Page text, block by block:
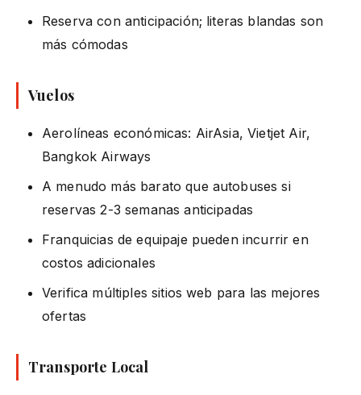
Reserva con anticipación; literas blandas son
más cómodas
Vuelos
Aerolíneas económicas: AirAsia, Vietjet Air,
Bangkok Airways
A menudo más barato que autobuses si
reservas 2-3 semanas anticipadas
Franquicias de equipaje pueden incurrir en
costos adicionales
Verifica múltiples sitios web para las mejores
ofertas
Transporte Local